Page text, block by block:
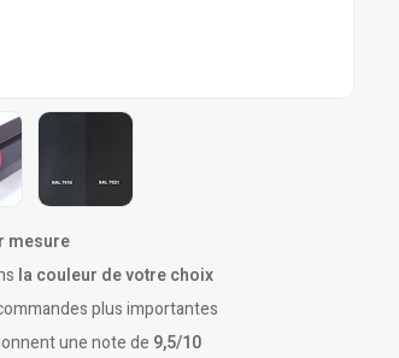
mesure
la couleur de votre choix
plus importantes
une note de 9,5/10